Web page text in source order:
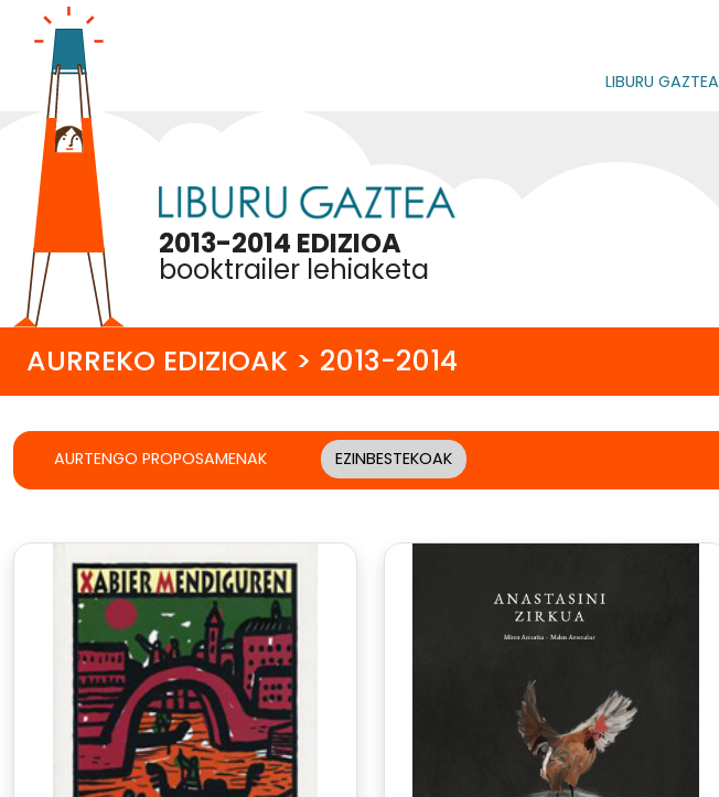
LIBURU GAZTEA
2013-2014 EDIZIOA
booktrailer lehiaketa
AURREKO EDIZIOAK > 2013-2014
AURTENGO PROPOSAMENAK EZINBESTEKOAK